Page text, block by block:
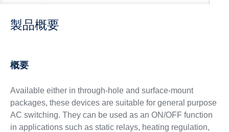
製品概要
概要
Available either in through-hole and surface-mount
packages, these devices are suitable for general purpose
AC switching. They can be used as an ON/OFF function
in applications such as static relays, heating regulation,